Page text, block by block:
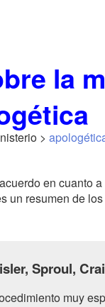
la
>
en cuanto
un resumen de
Sproul,
muy